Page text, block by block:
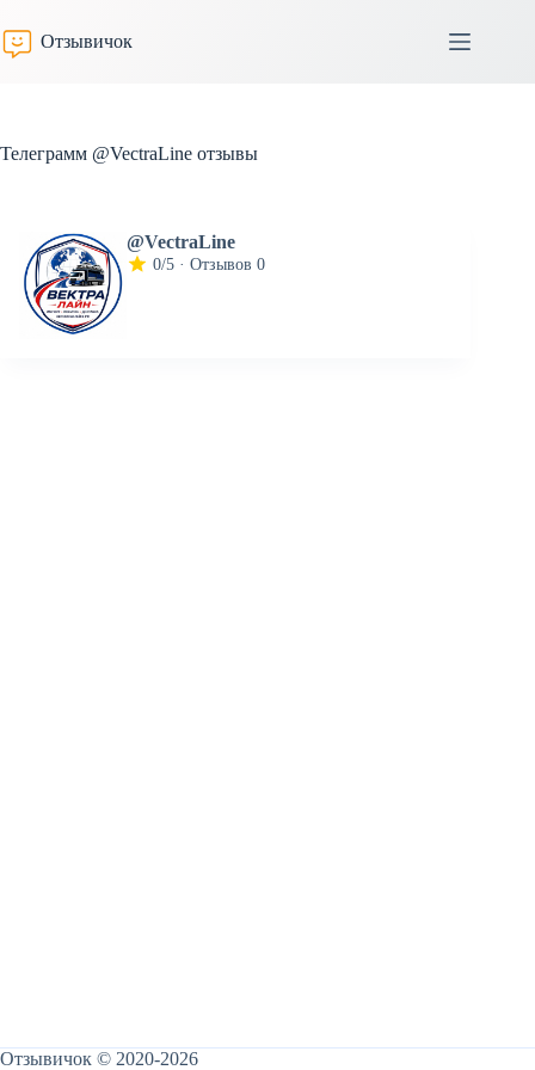
к
сути
Отзывичок
Телеграмм @VectraLine отзывы
@VectraLine
0/5 · Отзывов 0
Отзывичок © 2020-2026